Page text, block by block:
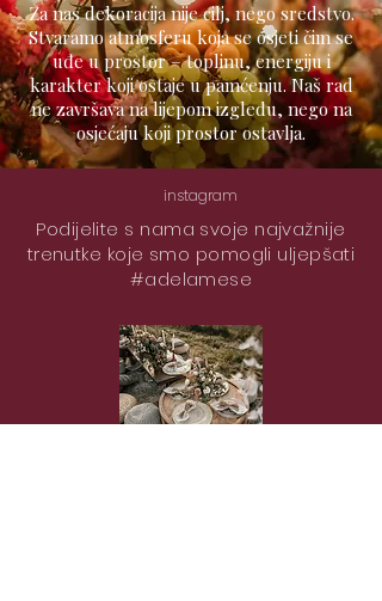
Za nas dekoracija nije cilj, nego sredstvo.
Stvaramo atmosferu koja se osjeti čim se
uđe u prostor – toplinu, energiju i
karakter koji ostaje u pamćenju. Naš rad
ne završava na lijepom izgledu, nego na
osjećaju koji prostor ostavlja.
instagram
Podijelite s nama svoje najvažnije
trenutke koje smo pomogli uljepšati
#adelamese